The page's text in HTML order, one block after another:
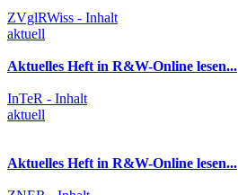
ZVglRWiss - Inhalt
aktuell
Aktuelles Heft in R&W-Online lesen...
InTeR - Inhalt
aktuell
Aktuelles Heft in R&W-Online lesen...